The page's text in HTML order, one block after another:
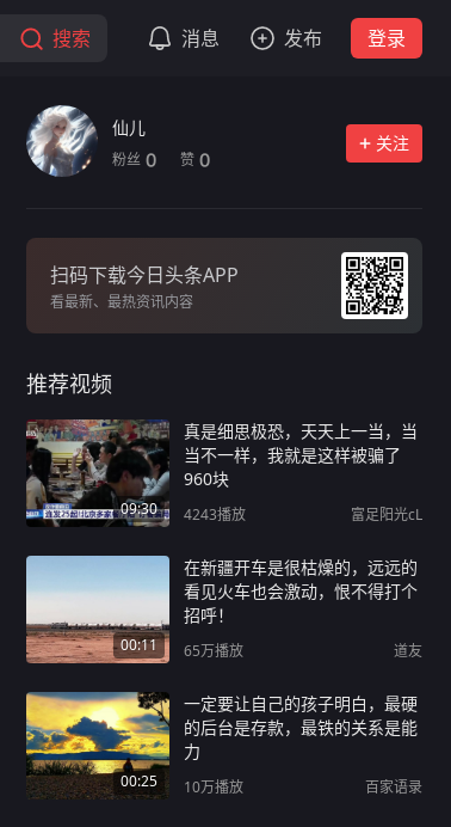
搜索 消息 发布 登录
仙儿
粉丝 0 赞 0
关注
扫码下载今日头条APP
看最新、最热资讯内容
推荐视频
09:30
真是细思极恐，天天上一当，当
当不一样，我就是这样被骗了
960块
4243播放 富足阳光cL
00:11
在新疆开车是很枯燥的，远远的
看见火车也会激动，恨不得打个
招呼！
65万播放 道友
00:25
一定要让自己的孩子明白，最硬
的后台是存款，最铁的关系是能
力
10万播放 百家语录